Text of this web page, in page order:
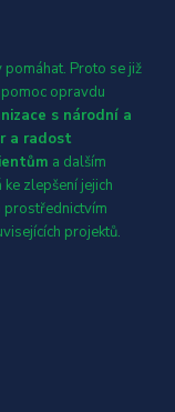
Proto se již
opravdu
s národní a
a radost
a dalším
zlepšení jejich
prostřednictvím
projektů.